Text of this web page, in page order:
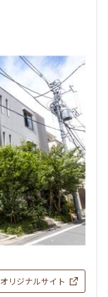
オリジナルサイト